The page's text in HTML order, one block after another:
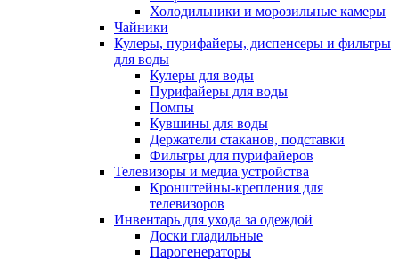
Холодильники и морозильные камеры
Чайники
Кулеры, пурифайеры, диспенсеры и фильтры
для воды
Кулеры для воды
Пурифайеры для воды
Помпы
Кувшины для воды
Держатели стаканов, подставки
Фильтры для пурифайеров
Телевизоры и медиа устройства
Кронштейны-крепления для
телевизоров
Инвентарь для ухода за одеждой
Доски гладильные
Парогенераторы